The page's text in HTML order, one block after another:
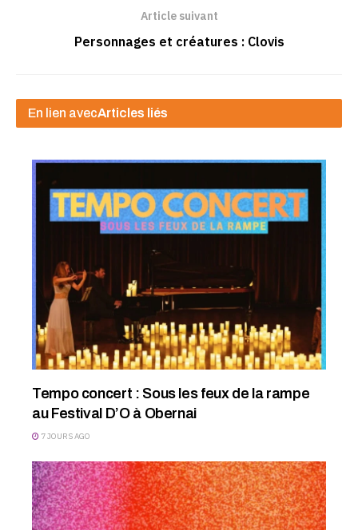
Article suivant
Personnages et créatures : Clovis
En lien avecArticles liés
Tempo concert : Sous les feux de la rampe
au Festival D’O à Obernai
7 JOURS AGO